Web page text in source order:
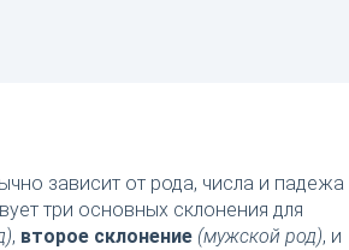
зависит от рода, числа и падежа
три основных склонения для
, второе склонение (мужской род), и